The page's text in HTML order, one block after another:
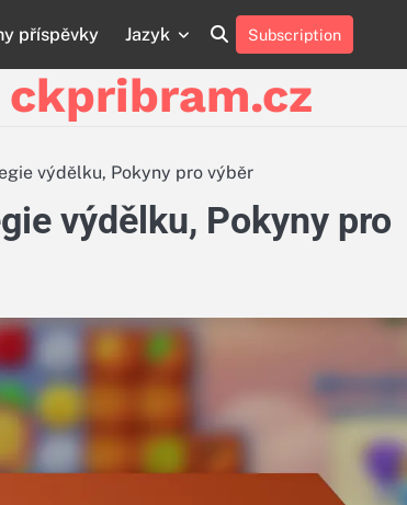
příspěvky Jazyk
About
Us
Contact
Us
Cookie
Policy
Privacy
Policy
Sitemap
Terms
and
Conditions
Subscription
ckpribram.cz
výdělku, Pokyny pro výběr
výdělku, Pokyny pro